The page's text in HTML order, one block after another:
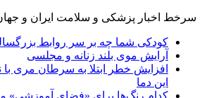
سرخط اخبار پزشکی و سلامت ایران و
کودکی شما چه بر سر روابط
آرایش موی بلند زنانه و مجلسی
افزایش خطر ابتلا به سرطان مری با
این دما